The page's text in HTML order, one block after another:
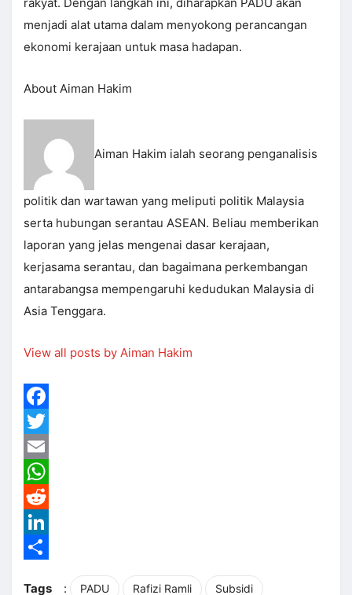
rakyat. Dengan langkah ini, diharapkan PADU akan
menjadi alat utama dalam menyokong perancangan
ekonomi kerajaan untuk masa hadapan.
About Aiman Hakim
Aiman Hakim ialah seorang penganalisis
politik dan wartawan yang meliputi politik Malaysia
serta hubungan serantau ASEAN. Beliau memberikan
laporan yang jelas mengenai dasar kerajaan,
kerjasama serantau, dan bagaimana perkembangan
antarabangsa mempengaruhi kedudukan Malaysia di
Asia Tenggara.
View all posts by Aiman Hakim
Facebook
Twitter
Email
WhatsApp
Reddit
LinkedIn
Tags
: PADU Rafizi Ramli Subsidi